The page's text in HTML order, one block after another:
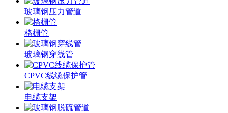
玻璃钢压力管道
格栅管
玻璃钢穿线管
CPVC线缆保护管
电缆支架